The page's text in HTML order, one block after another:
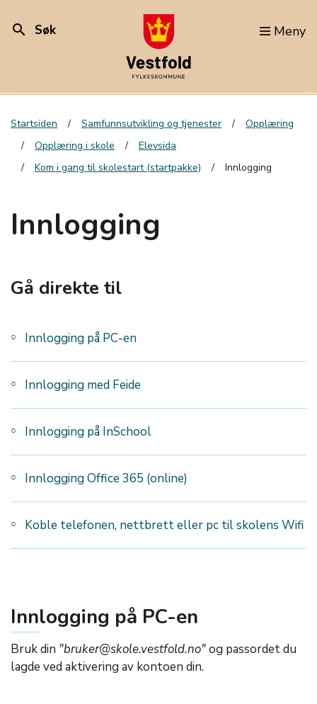
search Søk Meny
Startsiden Samfunnsutvikling og tjenester
Opplæring
Opplæring i skole
Elevsida
Kom i gang til skolestart (startpakke)
Innlogging
Innlogging
Gå direkte til
Innlogging på PC-en
Innlogging med Feide
Innlogging på InSchool
Innlogging Office 365 (online)
Koble telefonen, nettbrett eller pc til skolens Wifi
Innlogging på PC-en
Bruk din "bruker@skole.vestfold.no"og passordet du
lagde ved aktivering av kontoen din.